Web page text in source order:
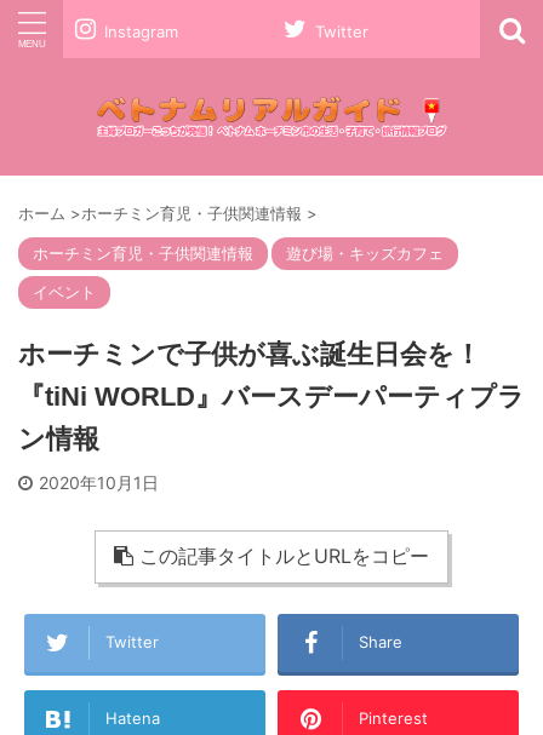
Instagram Twitter
ホーム >ホーチミン育児・子供関連情報 >
ホーチミン育児・子供関連情報
遊び場・キッズカフェ
イベント
ホーチミンで子供が喜ぶ誕生日会を！
『tiNi WORLD』バースデーパーティプラ
ン情報
2020年10月1日
この記事タイトルとURLをコピー
Twitter Share
Hatena Pinterest